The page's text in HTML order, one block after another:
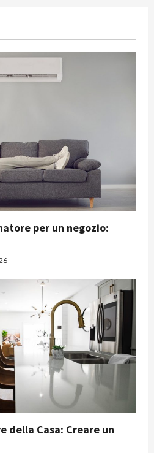
per un negozio:
della Casa: Creare un